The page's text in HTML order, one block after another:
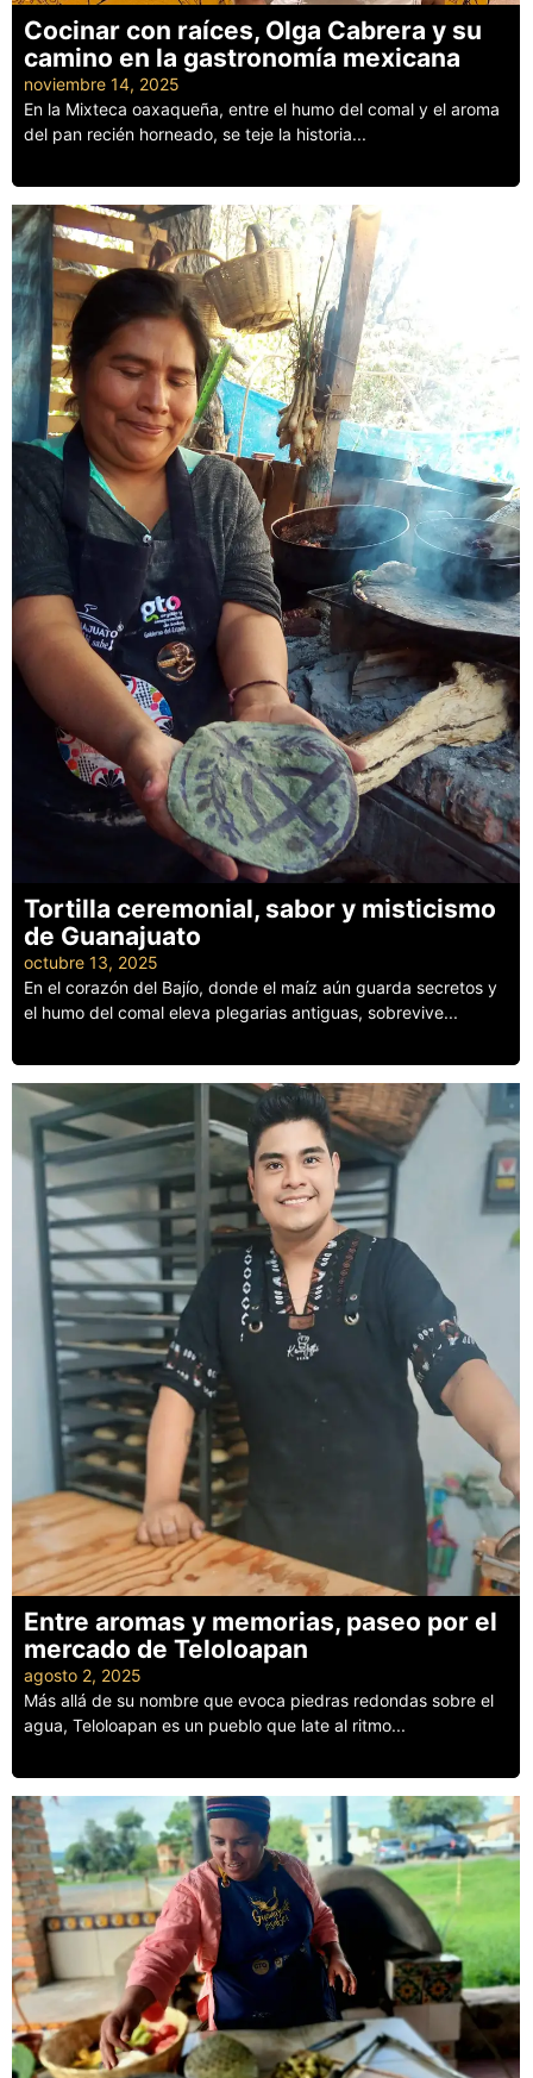
Cocinar con raíces, Olga Cabrera y su
camino en la gastronomía mexicana
noviembre 14, 2025
En la Mixteca oaxaqueña, entre el humo del comal y el aroma
del pan recién horneado, se teje la historia...
Tortilla ceremonial, sabor y misticismo
de Guanajuato
octubre 13, 2025
En el corazón del Bajío, donde el maíz aún guarda secretos y
el humo del comal eleva plegarias antiguas, sobrevive...
Entre aromas y memorias, paseo por el
mercado de Teloloapan
agosto 2, 2025
Más allá de su nombre que evoca piedras redondas sobre el
agua, Teloloapan es un pueblo que late al ritmo...